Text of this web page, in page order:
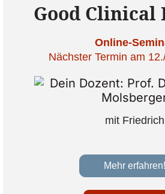
Good Clinical
Online-
Nächster Termin am
mit Friedrich
Mehr erfahren!